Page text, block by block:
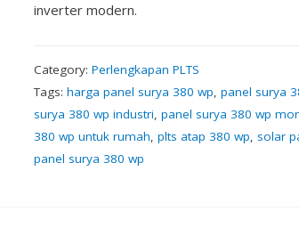
inverter modern.
Category: Perlengkapan PLTS
Tags: harga panel surya 380 wp, panel surya
surya 380 wp industri, panel surya 380 wp
380 wp untuk rumah, plts atap 380 wp, solar
panel surya 380 wp